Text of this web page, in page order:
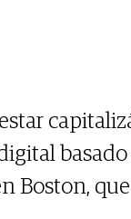
Boston,